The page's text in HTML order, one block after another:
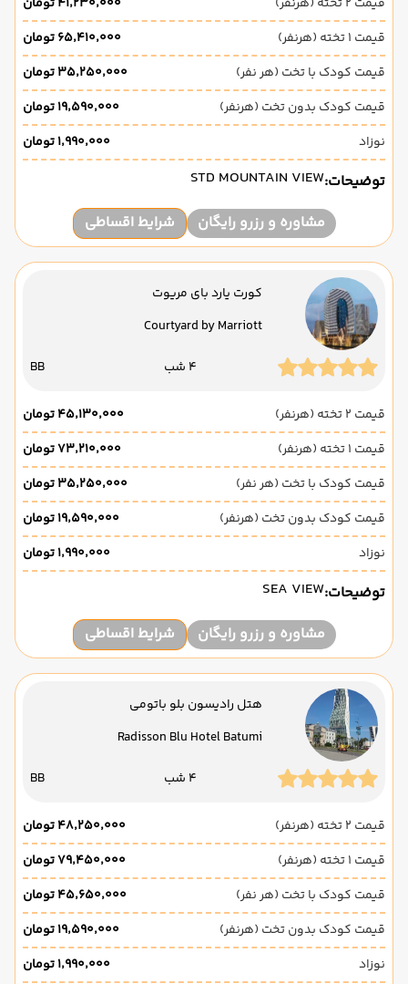
قیمت 1 تخته (هرنفر)
۶۵٬۴۱۰٬۰۰۰ تومان
قیمت کودک با تخت (هر نفر)
۳۵٬۲۵۰٬۰۰۰ تومان
قیمت کودک بدون تخت (هرنفر)
۱۹٬۵۹۰٬۰۰۰ تومان
نوزاد
۱٬۹۹۰٬۰۰۰ تومان
توضیحات:STD MOUNTAIN VIEW
مشاوره و رزرو رایگان
شرایط اقساطی
کورت یارد بای مریوت
Courtyard by Marriott
4 شب BB
قیمت 2 تخته (هرنفر)
۴۵٬۱۳۰٬۰۰۰ تومان
قیمت 1 تخته (هرنفر)
۷۳٬۲۱۰٬۰۰۰ تومان
قیمت کودک با تخت (هر نفر)
۳۵٬۲۵۰٬۰۰۰ تومان
قیمت کودک بدون تخت (هرنفر)
۱۹٬۵۹۰٬۰۰۰ تومان
نوزاد
۱٬۹۹۰٬۰۰۰ تومان
توضیحات:SEA VIEW
مشاوره و رزرو رایگان
شرایط اقساطی
هتل رادیسون بلو باتومی
Radisson Blu Hotel Batumi
4 شب BB
قیمت 2 تخته (هرنفر)
۴۸٬۲۵۰٬۰۰۰ تومان
قیمت 1 تخته (هرنفر)
۷۹٬۴۵۰٬۰۰۰ تومان
قیمت کودک با تخت (هر نفر)
۴۵٬۶۵۰٬۰۰۰ تومان
قیمت کودک بدون تخت (هرنفر)
۱۹٬۵۹۰٬۰۰۰ تومان
نوزاد
۱٬۹۹۰٬۰۰۰ تومان